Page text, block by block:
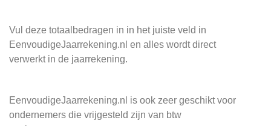
Vul deze totaalbedragen in in het juiste veld in
EenvoudigeJaarrekening.nl en alles wordt direct
verwerkt in de jaarrekening.
EenvoudigeJaarrekening.nl is ook zeer geschikt voor
ondernemers die vrijgesteld zijn van btw